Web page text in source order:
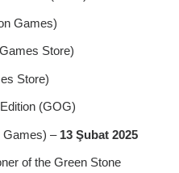
Games)
Store)
Store)
(GOG)
Games) – 13 Şubat 2025
of the Green Stone